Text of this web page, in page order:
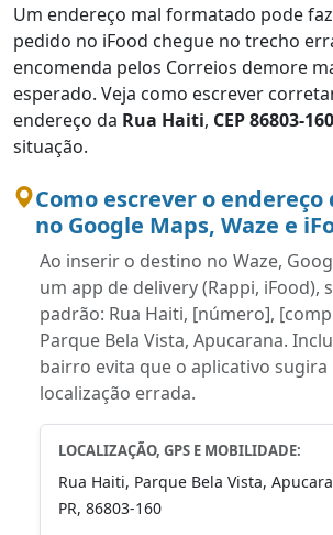
Um endereço mal formatado pode
pedido no iFood chegue no trecho
encomenda pelos Correios demore
esperado. Veja como escrever
endereço da Rua Haiti, CEP 86803-160
situação.
Como escrever o endereço
no Google Maps, Waze e
Ao inserir o destino no Waze,
um app de delivery (Rappi, iFood),
padrão: Rua Haiti, [número],
Parque Bela Vista, Apucarana.
bairro evita que o aplicativo sugira
localização errada.
LOCALIZAÇÃO, GPS E MOBILIDADE:
Rua Haiti, Parque Bela Vista,
PR, 86803-160